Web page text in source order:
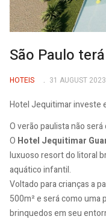
São Paulo
HOTEIS 31 AUGUST 2023
Hotel Jequitimar investe
O verão paulista não
O Hotel Jequitimar
luxuoso resort do litoral
aquático infantil.
Voltado para crianças a
500m² e será como
brinquedos em seu